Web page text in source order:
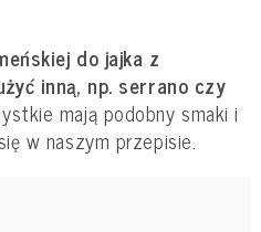
do jajka z
inną, np. serrano czy
mają podobny smaki i
w naszym przepisie.